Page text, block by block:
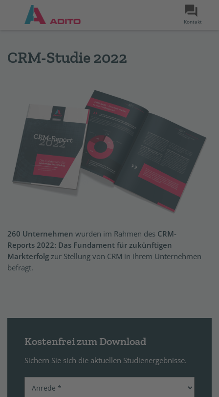
Kontakt
CRM-Studie 2022
260 Unternehmen wurden im Rahmen des CRM-
Reports 2022: Das Fundament für zukünftigen
Markterfolg zur Stellung von CRM in ihrem Unternehmen
befragt.
Kostenfrei zum Download
Sichern Sie sich die aktuellen Studienergebnisse.